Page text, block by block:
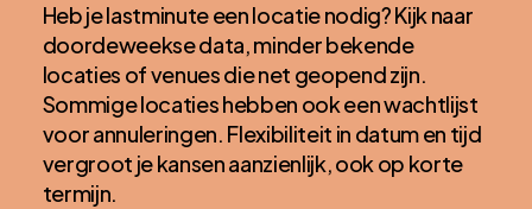
Heb je lastminute een locatie nodig? Kijk naar
doordeweekse data, minder bekende
locaties of venues die net geopend zijn.
Sommige locaties hebben ook een wachtlijst
voor annuleringen. Flexibiliteit in datum en tijd
vergroot je kansen aanzienlijk, ook op korte
termijn.